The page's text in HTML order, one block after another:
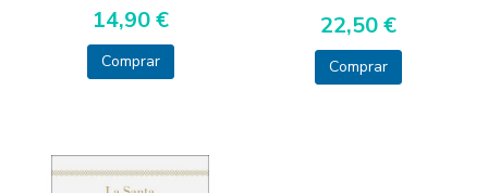
14,90 €
Comprar
22,50 €
Comprar